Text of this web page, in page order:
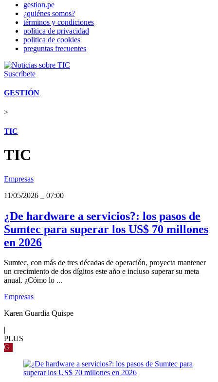
gestion.pe
¿quiénes somos?
términos y condiciones
política de privacidad
politica de cookies
preguntas frecuentes
Suscríbete
GESTIÓN
>
TIC
TIC
Empresas
11/05/2026
07:00
¿De hardware a servicios?: los pasos de
Sumtec para superar los US$ 70 millones
en 2026
Sumtec, con más de tres décadas de operación, proyecta mantener
un crecimiento de dos dígitos este año e incluso superar su meta
anual. ¿Cómo lo ...
Empresas
Karen Guardia Quispe
PLUS
G